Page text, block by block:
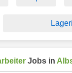
Jobs in